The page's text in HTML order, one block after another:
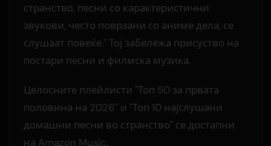
странство, песни со карактеристични
звукови, често поврзани со аниме дела, се
слушаат повеќе." Тој забележа присуство на
постари песни и филмска музика.
Целосните плейлисти "Топ 50 за првата
половина на 2026" и "Топ 10 најслушани
домашни песни во странство" се достапни
на Amazon Music.